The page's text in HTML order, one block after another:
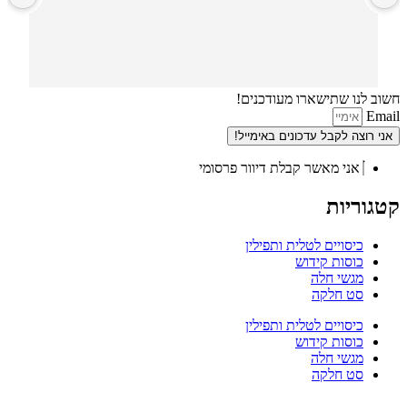
חשוב לנו שתישארו מעודכנים!
Email
אני רוצה לקבל עדכונים באימייל!
אני מאשר קבלת דיוור פרסומי
קטגוריות
כיסויים לטלית ותפילין
כוסות קידוש
מגשי חלה
סט חלקה
כיסויים לטלית ותפילין
כוסות קידוש
מגשי חלה
סט חלקה